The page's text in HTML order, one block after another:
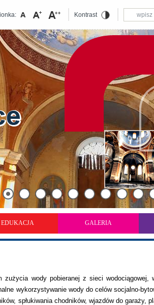
Kontrast
EDUKACJA GALERIA
wody pobieranej z sieci wodociągowej,
wykorzystywanie wody do celów socjalno-
spłukiwania chodników, wjazdów do garaży,